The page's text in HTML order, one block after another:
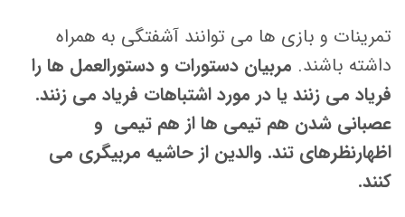
تمرینات و بازی ها می توانند آشفتگی به همراه
داشته باشند. مربیان دستورات و دستورالعمل ها را
فریاد می زنند یا در مورد اشتباهات فریاد می زنند.
عصبانی شدن هم تیمی ها از هم تیمی و
اظهارنظرهای تند. والدین از حاشیه مربیگری می
کنند.